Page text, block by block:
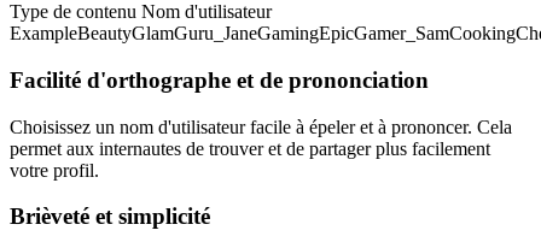
Type de contenu Nom d'utilisateur
Facilité d'orthographe et de prononciation
Choisissez un nom d'utilisateur facile à épeler et à prononcer. Cela
permet aux internautes de trouver et de partager plus facilement
votre profil.
Brièveté et simplicité